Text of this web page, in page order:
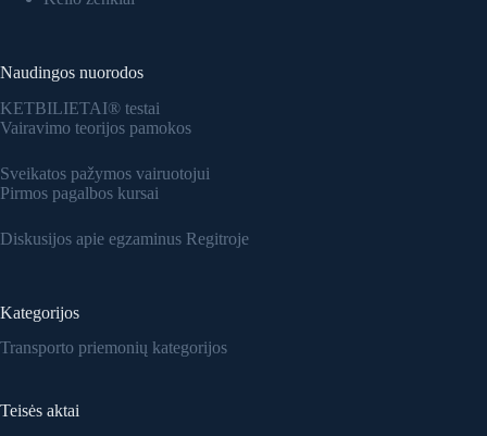
Naudingos nuorodos
KETBILIETAI® testai
Vairavimo teorijos pamokos
Sveikatos pažymos vairuotojui
Pirmos pagalbos kursai
Diskusijos apie egzaminus Regitroje
Kategorijos
Transporto priemonių kategorijos
Teisės aktai